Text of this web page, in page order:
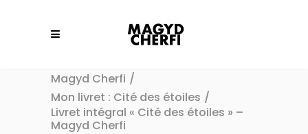
Magyd Cherfi /
Mon livret : Cité des étoiles /
Livret intégral « Cité des étoiles » –
Magyd Cherfi